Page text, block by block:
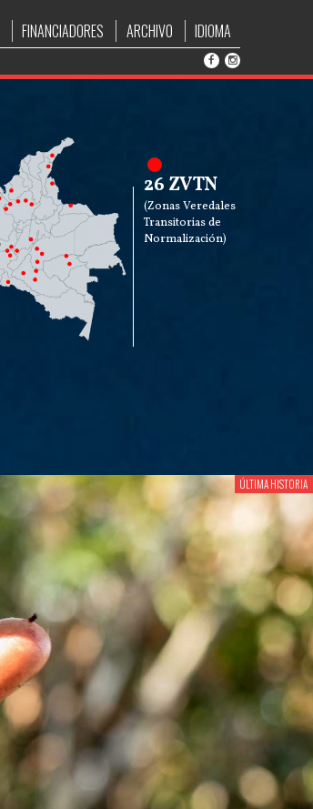
FINANCIADORES ARCHIVO IDIOMA
26 ZVTN
(Zonas Veredales
Transitorias de
Normalización)